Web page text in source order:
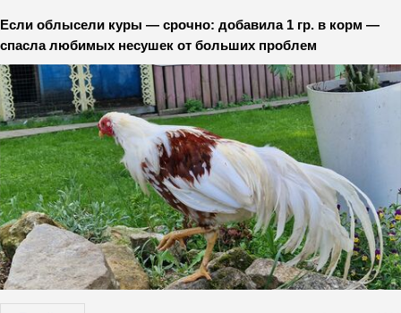
Если облысели куры — срочно: добавила 1 гр. в корм —
спасла любимых несушек от больших проблем